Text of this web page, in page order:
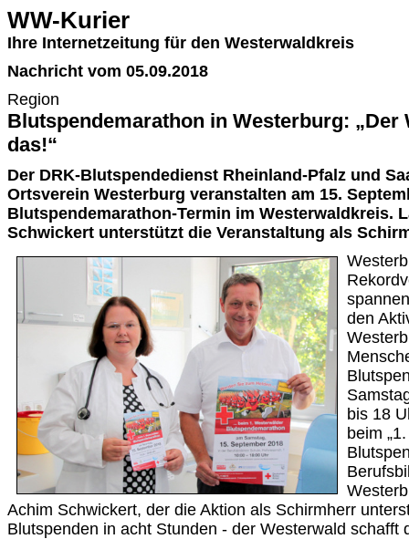
WW-Kurier
Ihre Internetzeitung für den Westerwaldkreis
Nachricht vom 05.09.2018
Region
Blutspendemarathon in Westerburg: „Der
das!“
Der DRK-Blutspendedienst Rheinland-Pfalz und
Ortsverein Westerburg veranstalten am 15.
Blutspendemarathon-Termin im Westerwaldkreis.
Schwickert unterstützt die Veranstaltung als
den
bis 18
beim
Achim Schwickert, der die Aktion als Schirmherr
Blutspenden in acht Stunden - der Westerwald schafft